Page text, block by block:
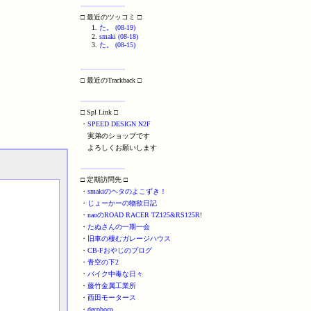
□ 最近のツッコミ □
た。 (08-19)
smaki (08-18)
た。 (08-15)
□ 最近のTrackback □
□ Spl Link □
・ SPEED DESIGN N2F
実弟のショップです
よろしくお願いします
□ 定期訪問先 □
・ smakiのヘタのよこずき！
・
じょーかーの物欲日記
・ naoのROAD RACER TZ125&RS125R!
・ たぬさんの一期一会
・
旧車の棲むガレージハウス
・ CB-Fおやじのブログ
・ 青空の下2
・ バイク中毒な日々
・ 藤竹金属工業所
・ 西田モータース